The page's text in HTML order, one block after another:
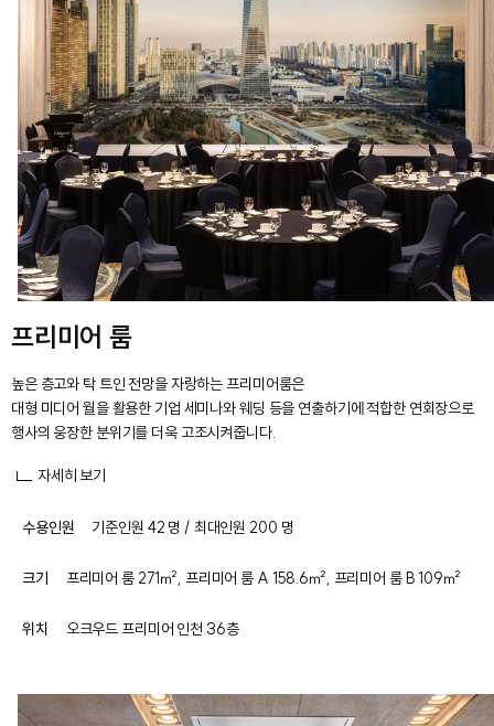
프리미어 룸
높은 층고와 탁 트인 전망을 자랑하는 프리미어룸은
대형 미디어 월을 활용한 기업 세미나와 웨딩 등을 연출하기에 적합한 연회장으로
행사의 웅장한 분위기를 더욱 고조시켜줍니다.
자세히 보기
수용인원 기준인원 42 명 / 최대인원 200 명
크기 프리미어 룸 271㎡, 프리미어 룸 A 158.6㎡, 프리미어 룸 B 109㎡
위치 오크우드 프리미어 인천 36층